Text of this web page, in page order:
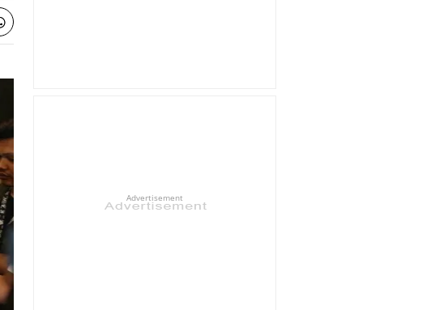
Advertisement